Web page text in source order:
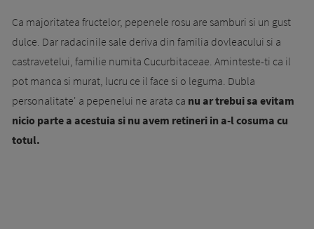
Ca majoritatea fructelor, pepenele rosu are samburi si un gust
dulce. Dar radacinile sale deriva din familia dovleacului si a
castravetelui, familie numita Cucurbitaceae. Aminteste-ti ca il
pot manca si murat, lucru ce il face si o leguma. Dubla
personalitate' a pepenelui ne arata ca nu ar trebui sa evitam
nicio parte a acestuia si nu avem retineri in a-l cosuma cu
totul.